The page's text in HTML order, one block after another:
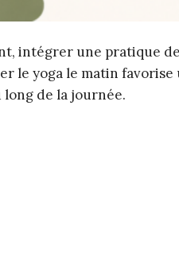
intégrer une pratique
le yoga le matin favorise
de la journée.